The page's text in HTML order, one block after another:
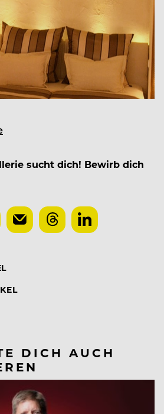
sucht dich! Bewirb dich
DICH AUCH